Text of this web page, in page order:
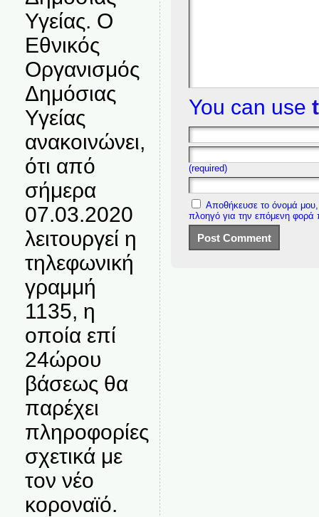
Υγείας. Ο
Εθνικός
Οργανισμός
Δημόσιας
Υγείας
ανακοινώνει,
ότι από
σήμερα
07.03.2020
λειτουργεί η
τηλεφωνική
γραμμή
1135, η
οποία επί
24ώρου
βάσεως θα
παρέχει
πληροφορίες
σχετικά με
τον νέο
κοροναϊό.
You can use
(required)
Αποθήκευσε το όνομά μου,
πλοηγό για την επόμενη